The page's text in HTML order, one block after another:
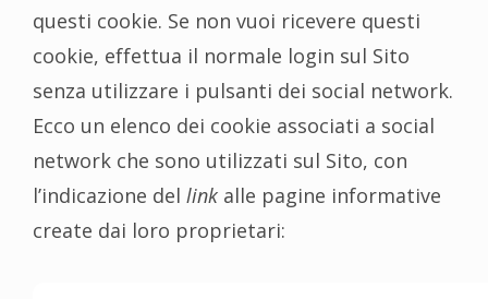
questi cookie. Se non vuoi ricevere questi
cookie, effettua il normale login sul Sito
senza utilizzare i pulsanti dei social network.
Ecco un elenco dei cookie associati a social
network che sono utilizzati sul Sito, con
l’indicazione del link alle pagine informative
create dai loro proprietari: